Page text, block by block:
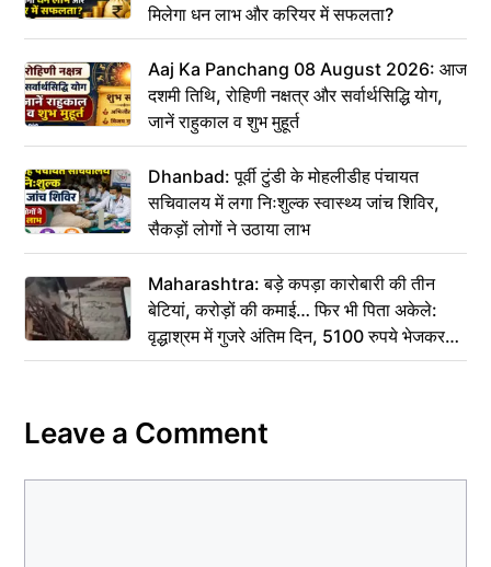
मिलेगा धन लाभ और करियर में सफलता?
Aaj Ka Panchang 08 August 2026: आज
दशमी तिथि, रोहिणी नक्षत्र और सर्वार्थसिद्धि योग,
जानें राहुकाल व शुभ मुहूर्त
Dhanbad: पूर्वी टुंडी के मोहलीडीह पंचायत
सचिवालय में लगा निःशुल्क स्वास्थ्य जांच शिविर,
सैकड़ों लोगों ने उठाया लाभ
Maharashtra: बड़े कपड़ा कारोबारी की तीन
बेटियां, करोड़ों की कमाई… फिर भी पिता अकेले:
वृद्धाश्रम में गुजरे अंतिम दिन, 5100 रुपये भेजकर
कहा– अंतिम संस्कार कर दीजिए हम नहीं आ पाएंगे
Leave a Comment